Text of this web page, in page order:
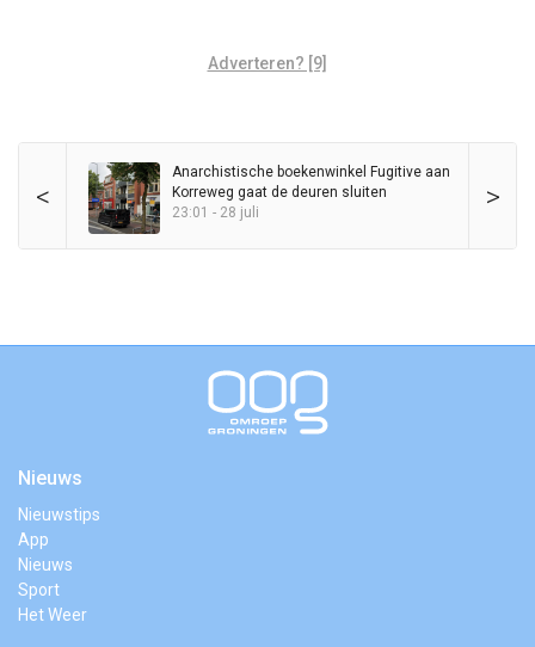
Adverteren? [9]
< >
Anarchistische boekenwinkel Fugitive aan
Korreweg gaat de deuren sluiten
23:01 - 28 juli
Nieuws
Nieuwstips
App
Nieuws
Sport
Het Weer